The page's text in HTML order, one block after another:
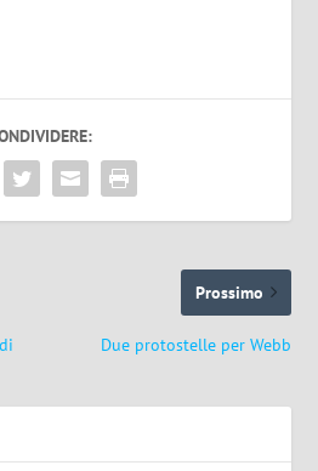
Prossimo
Due protostelle per Webb